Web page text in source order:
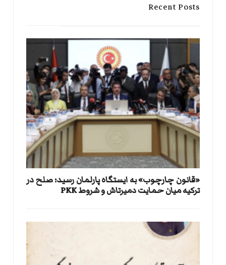
Recent Posts
«قانون چارچوب» به ایستگاه پارلمان رسید؛ صلح در
ترکیه میان حمایت دمیرتاش و شروط PKK